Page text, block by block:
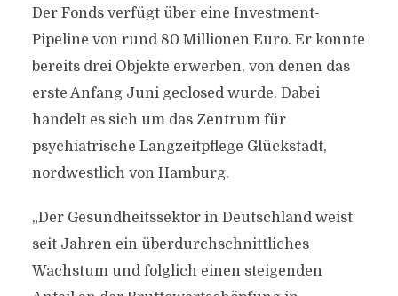
Der Fonds verfügt über eine Investment-
Pipeline von rund 80 Millionen Euro. Er konnte
bereits drei Objekte erwerben, von denen das
erste Anfang Juni geclosed wurde. Dabei
handelt es sich um das Zentrum für
psychiatrische Langzeitpflege Glückstadt,
nordwestlich von Hamburg.
„Der Gesundheitssektor in Deutschland weist
seit Jahren ein überdurchschnittliches
Wachstum und folglich einen steigenden